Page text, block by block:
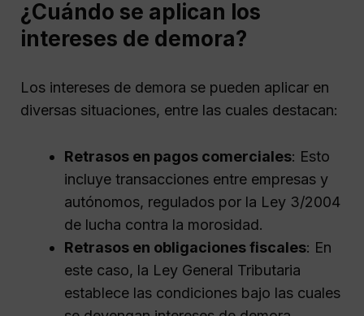
¿Cuándo se aplican los
intereses de demora?
Los intereses de demora se pueden aplicar en
diversas situaciones, entre las cuales destacan:
Retrasos en pagos comerciales: Esto
incluye transacciones entre empresas y
autónomos, regulados por la Ley 3/2004
de lucha contra la morosidad.
Retrasos en obligaciones fiscales: En
este caso, la Ley General Tributaria
establece las condiciones bajo las cuales